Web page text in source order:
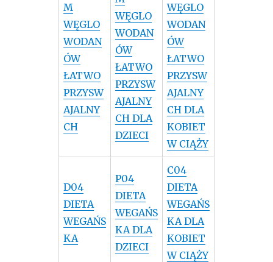
M
WĘGLO
WODAN
ÓW
ŁATWO
PRZYSW
AJALNY
CH
WĘGLO
WODAN
ÓW
ŁATWO
PRZYSW
AJALNY
CH DLA
DZIECI
WĘGLO
WODAN
ÓW
ŁATWO
PRZYSW
AJALNY
CH DLA
KOBIET
W CIĄŻY
D04
DIETA
WEGAŃS
KA
P04
DIETA
WEGAŃS
KA DLA
DZIECI
C04
DIETA
WEGAŃS
KA DLA
KOBIET
W CIĄŻY